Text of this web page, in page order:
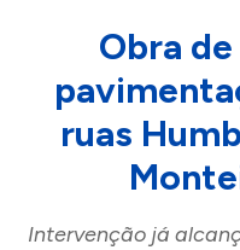
Obra
ruas
Intervenção já